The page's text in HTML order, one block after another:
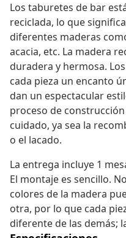
Los taburetes de bar
reciclada, lo que
diferentes maderas
acacia, etc. La madera
duradera y hermosa.
cada pieza un encanto
dan un espectacular
proceso de
cuidado, ya sea la
o el lacado.
La entrega incluye 1
El montaje es sencillo.
colores de la madera
otra, por lo que cada
diferente de las demás;